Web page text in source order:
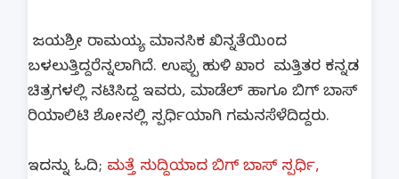
ಜಯಶ್ರೀ ರಾಮಯ್ಯ ಮಾನಸಿಕ‌ ಖಿನ್ನತೆಯಿಂದ
ಬಳಲುತ್ತಿದ್ದರೆನ್ನಲಾಗಿದೆ. ಉಪ್ಪು ಹುಳಿ‌ ಖಾರ ಮತ್ತಿತರ ಕನ್ನಡ
ಚಿತ್ರಗಳಲ್ಲಿ ನಟಿಸಿದ್ದ ಇವರು, ಮಾಡೆಲ್ ಹಾಗೂ ಬಿಗ್ ಬಾಸ್
ರಿಯಾಲಿಟಿ ಶೋನಲ್ಲಿ ಸ್ಪರ್ಧಿಯಾಗಿ ಗಮನಸೆಳೆದಿದ್ದರು.
ಇದನ್ನು ಓದಿ; ಮತ್ತೆ ಸುದ್ದಿಯಾದ ಬಿಗ್ ಬಾಸ್ ಸ್ಪರ್ಧಿ,